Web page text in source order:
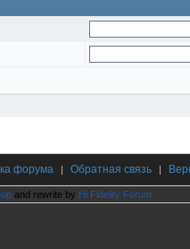
форума | Обратная связь |
and rewrite by Hi Fidelity Forum